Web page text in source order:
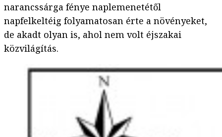
narancssárga fénye naplemenetétől
napfelkeltéig folyamatosan érte a növényeket,
de akadt olyan is, ahol nem volt éjszakai
közvilágítás.